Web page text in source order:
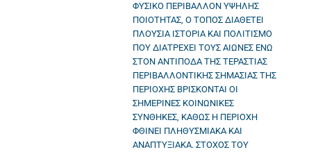
ΦΥΣΙΚΟ ΠΕΡΙΒΑΛΛΟΝ ΥΨΗΛΗΣ
ΠΟΙΟΤΗΤΑΣ, Ο ΤΟΠΟΣ ΔΙΑΘΕΤΕΙ
ΠΛΟΥΣΙΑ ΙΣΤΟΡΙΑ ΚΑΙ ΠΟΛΙΤΙΣΜΟ
ΠΟΥ ΔΙΑΤΡΕΧΕΙ ΤΟΥΣ ΑΙΩΝΕΣ ΕΝΩ
ΣΤΟΝ ΑΝΤΙΠΟΔΑ ΤΗΣ ΤΕΡΑΣΤΙΑΣ
ΠΕΡΙΒΑΛΛΟΝΤΙΚΗΣ ΣΗΜΑΣΙΑΣ ΤΗΣ
ΠΕΡΙΟΧΗΣ ΒΡΙΣΚΟΝΤΑΙ ΟΙ
ΣΗΜΕΡΙΝΕΣ ΚΟΙΝΩΝΙΚΕΣ
ΣΥΝΘΗΚΕΣ, ΚΑΘΩΣ Η ΠΕΡΙΟΧΗ
ΦΘΙΝΕΙ ΠΛΗΘΥΣΜΙΑΚΑ ΚΑΙ
ΑΝΑΠΤΥΞΙΑΚΑ. ΣΤΟΧΟΣ ΤΟΥ